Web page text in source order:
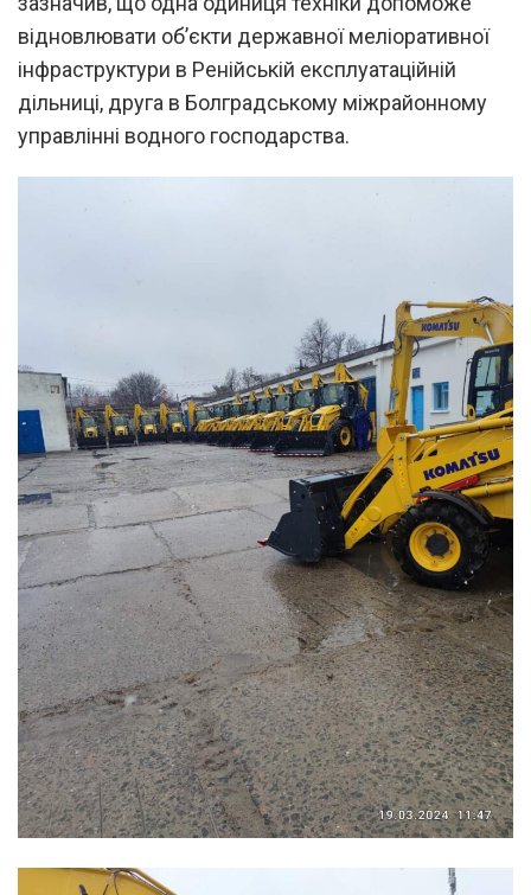
відновлювати об’єкти державної меліоративної
інфраструктури в Ренійській експлуатаційній
дільниці, друга в Болградському міжрайонному
управлінні водного господарства.